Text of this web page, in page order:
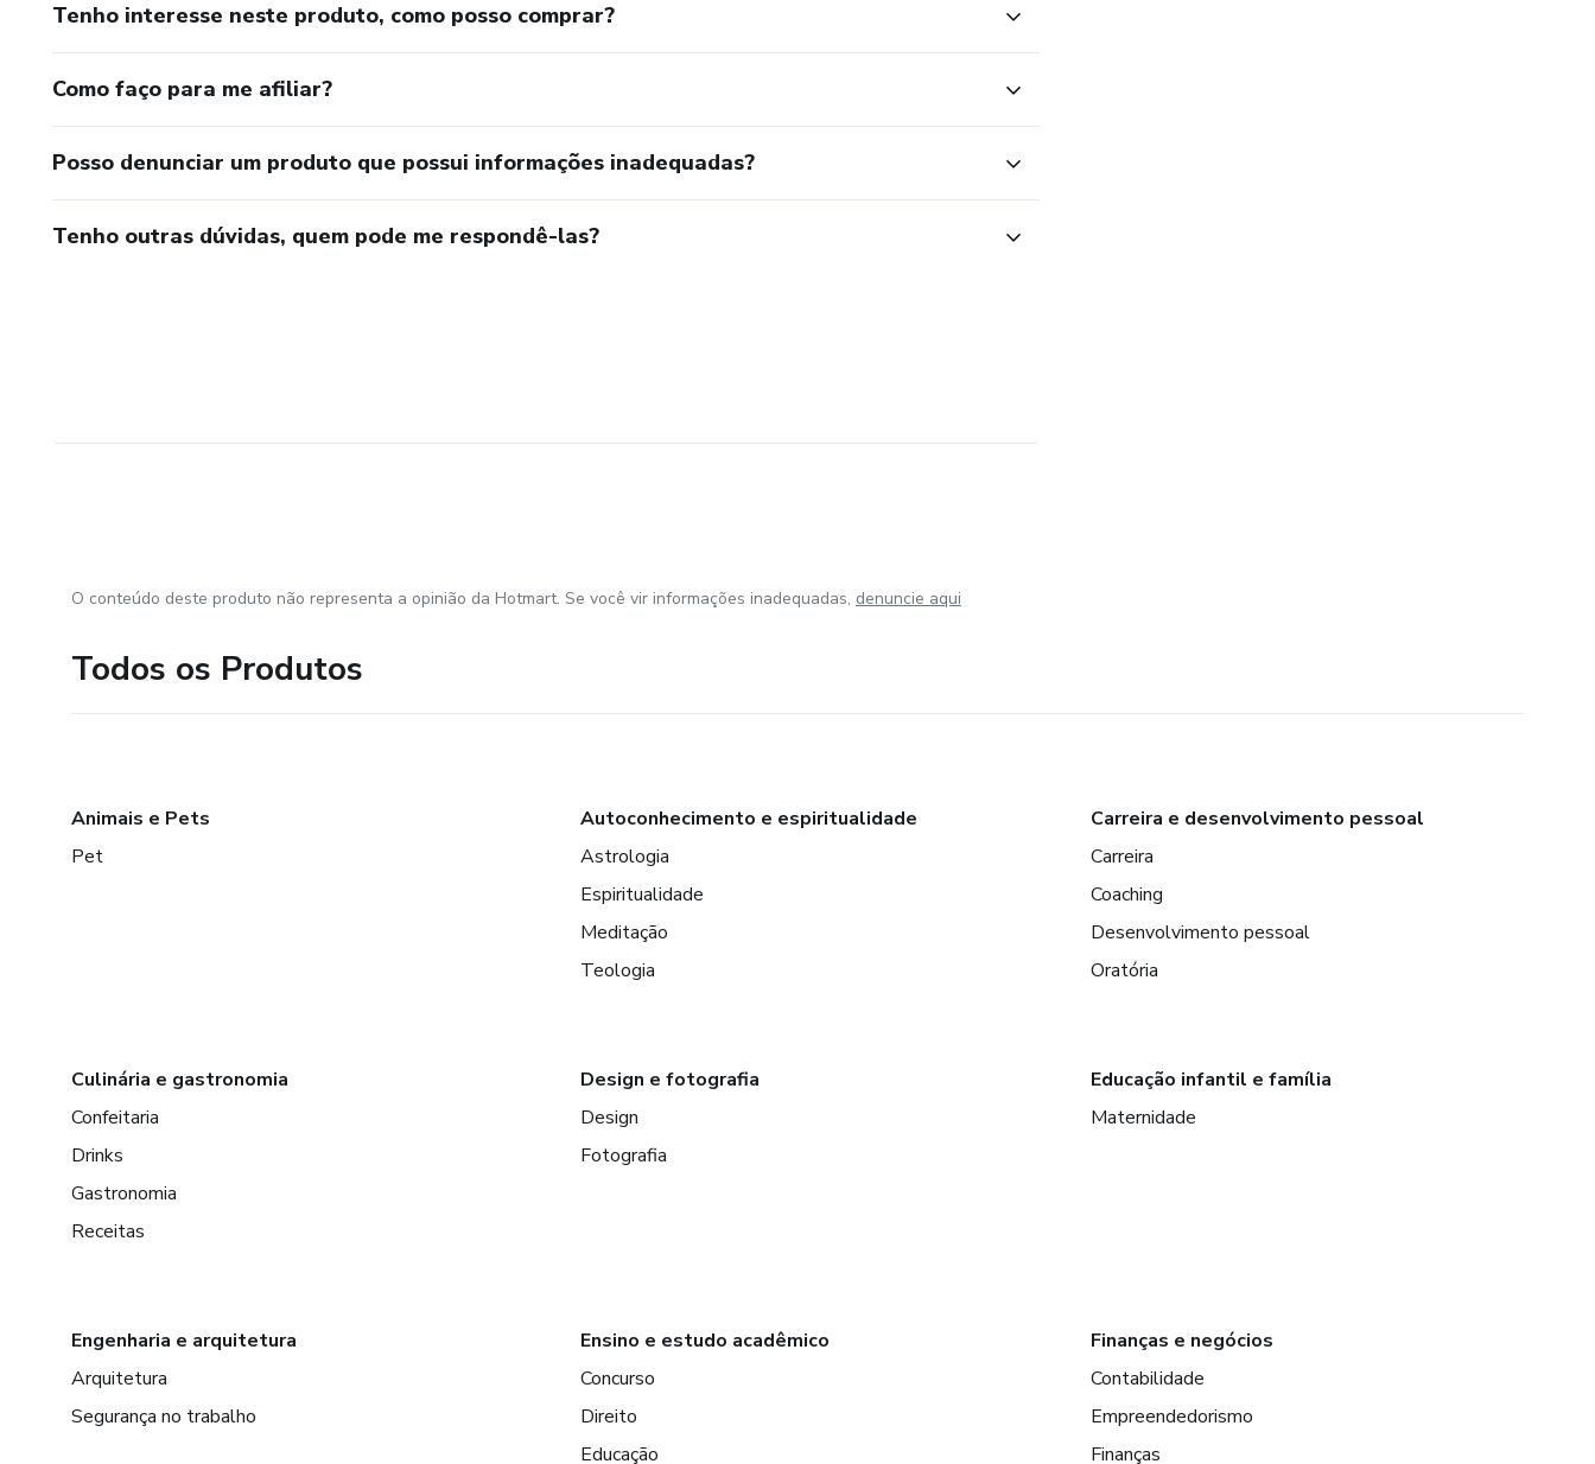
Tenho interesse neste produto, como posso comprar?
Como faço para me afiliar?
Posso denunciar um produto que possui informações inadequadas?
Tenho outras dúvidas, quem pode me respondê-las?
O conteúdo deste produto não representa a opinião da Hotmart. Se você vir informações inadequadas, denuncie aqui
Todos os Produtos
Animais e Pets
Pet
Autoconhecimento e espiritualidade
Astrologia
Espiritualidade
Meditação
Teologia
Carreira e desenvolvimento pessoal
Carreira
Coaching
Desenvolvimento pessoal
Oratória
Culinária e gastronomia
Confeitaria
Drinks
Gastronomia
Receitas
Design e fotografia
Design
Fotografia
Educação infantil e família
Maternidade
Engenharia e arquitetura
Arquitetura
Segurança no trabalho
Ensino e estudo acadêmico
Concurso
Direito
Educação
Finanças e negócios
Contabilidade
Empreendedorismo
Finanças